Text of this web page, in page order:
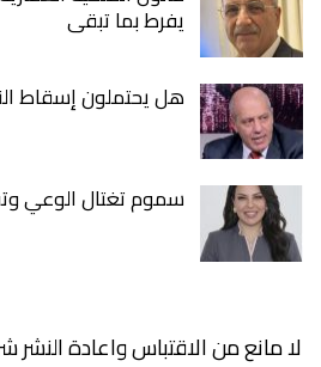
يفرط بما تبقى
هل يحتملون إسقاط
سموم تغتال الوعي
لا مانع من الاقتباس واعادة النشر